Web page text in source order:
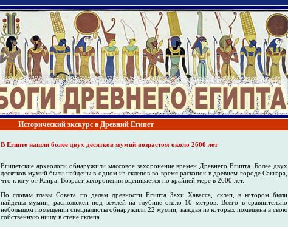
Исторический экскурс в Древний Египет
В Египте нашли более двух десятков мумий возрастом около 2600 лет
Египетские археологи обнаружили массовое захоронение времен Древнего Египта. Более двух
десятков мумий были найдены в одном из склепов во время раскопок в древнем городе Саккара,
что к югу от Каира. Возраст захоронения оценивается по крайней мере в 2600 лет.
По словам главы Совета по делам древности Египта Захи Хаваcса, склеп, в котором были
найдены мумии, расположен под землей на глубине около 10 метров. Всего в сравнительно
небольшом помещении специалисты обнаружили 22 мумии, каждая из которых помещена в свою
собственную нишу в стене склепа.